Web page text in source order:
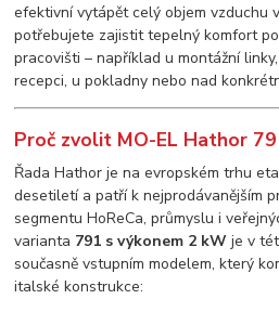
efektivní vytápět celý objem vzduchu
potřebujete zajistit tepelný komfort
pracovišti – například u montážní
recepci, u pokladny nebo nad
Proč zvolit MO-EL Hathor
Řada Hathor je na evropském trhu
desetiletí a patří k nejprodávanějším
segmentu HoReCa, průmyslu i
varianta 791 s výkonem 2 kW je v
současně vstupním modelem, který
italské konstrukce: